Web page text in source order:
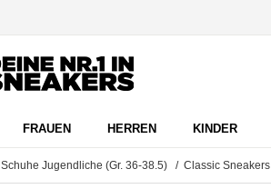
FRAUEN HERREN KINDER
Schuhe Jugendliche (Gr. 36-38.5) / Classic Sneakers